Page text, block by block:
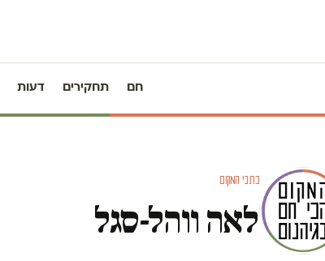
חם תחקירים דעות
כתבי המקום
לאה ווהל-סגל